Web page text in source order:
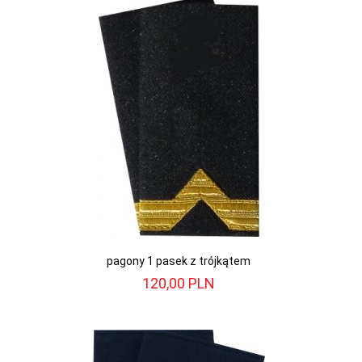
pagony 1 pasek z trójkątem
120,00 PLN